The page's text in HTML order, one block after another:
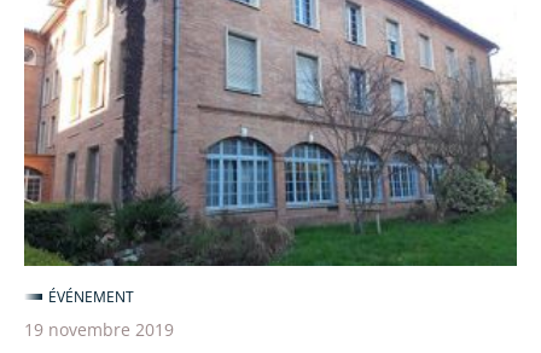
droit
neuvième
cour
administrative
d’appel
à
Toulouse
ÉVÉNEMENT
19 novembre 2019